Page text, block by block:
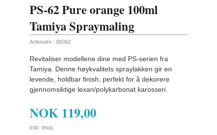
PS-62 Pure orange 100ml
Tamiya Spraymaling
Artikkelnr.: 86062
Revitaliser modellene dine med PS-serien fra
Tamiya. Denne høykvalitets spraylakken gir en
levende, holdbar finish, perfekt for å dekorere
gjennomsiktige lexan/polykarbonat karosseri.
NOK 119,00
inkl. mva.